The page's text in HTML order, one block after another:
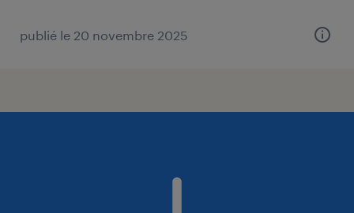
publié le 20 novembre 2025